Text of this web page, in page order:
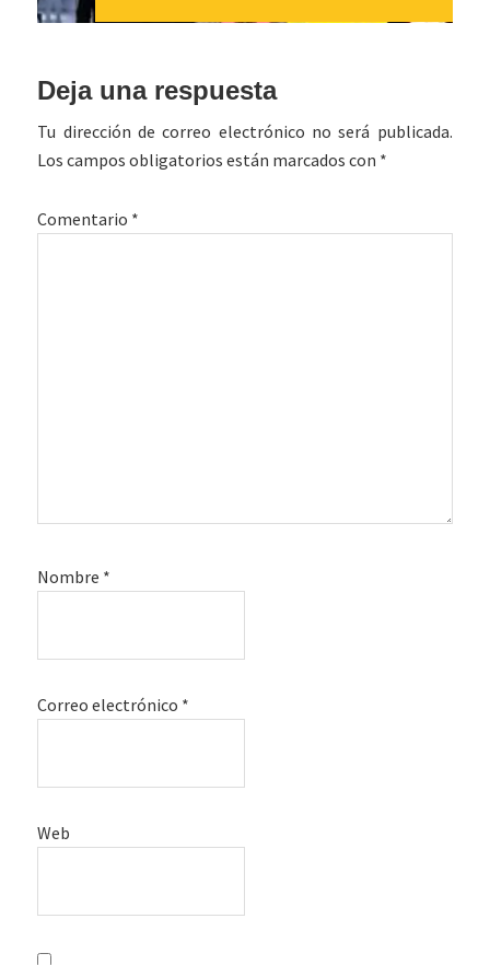
Interacciones
con
los
Deja una respuesta
Tu dirección de correo electrónico no será publicada.
Los campos obligatorios están marcados con *
Comentario *
Nombre *
Correo electrónico *
Web